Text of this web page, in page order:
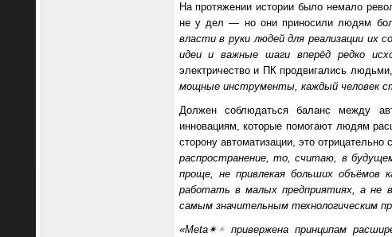
На протяжении истории было немало
не у дел — но они приносили людям
власти в руки людей для реализации их
идеи и важные шаги вперёд редко
электричество и ПК продвигались
мощные инструменты, каждый человек
Должен соблюдаться баланс между
инновациям, которые помогают людям
сторону автоматизации, это
распространение, то, считаю, в
проще, не привлекая больших объёмов
работать в малых предприятиях, а не
самым значительным технологическим
«Meta✴✴привержена принципам